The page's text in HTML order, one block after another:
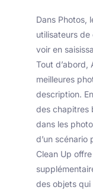
Dans Photos,
utilisateurs de
voir en
Tout d’abord,
meilleures
description.
des chapitres
dans les
d’un scénario
Clean Up
des objets qui